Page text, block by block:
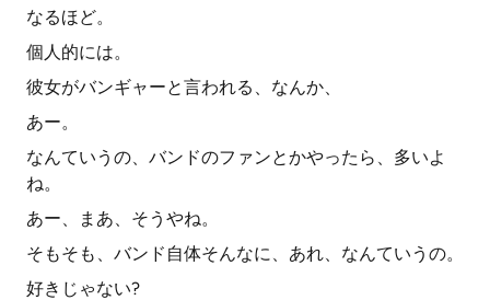
なるほど。
個人的には。
彼女がバンギャーと言われる、なんか、
あー。
なんていうの、バンドのファンとかやったら、多いよ
ね。
あー、まあ、そうやね。
そもそも、バンド自体そんなに、あれ、なんていうの。
好きじゃない?